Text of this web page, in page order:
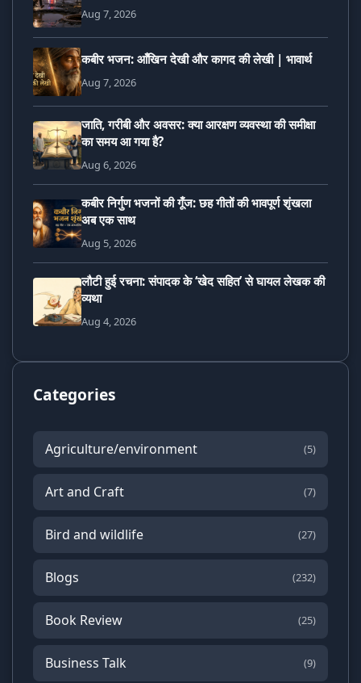
Aug 7, 2026
कबीर भजन: आँखिन देखी और कागद की लेखी | भावार्थ
Aug 7, 2026
जाति, गरीबी और अवसर: क्या आरक्षण व्यवस्था की समीक्षा
का समय आ गया है?
Aug 6, 2026
कबीर निर्गुण भजनों की गूँज: छह गीतों की भावपूर्ण शृंखला
अब एक साथ
Aug 5, 2026
लौटी हुई रचना: संपादक के ‘खेद सहित’ से घायल लेखक की
व्यथा
Aug 4, 2026
Categories
Agriculture/environment (5)
Art and Craft (7)
Bird and wildlife (27)
Blogs (232)
Book Review (25)
Business Talk (9)